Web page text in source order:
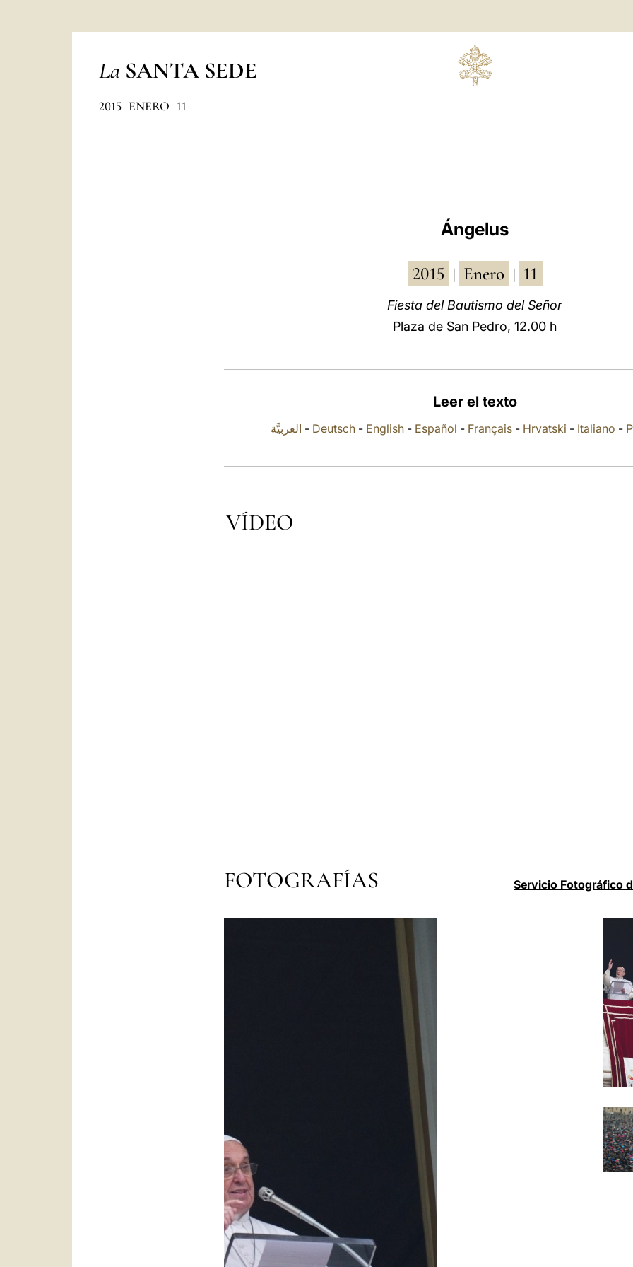
La SANTA SEDE
2015 ENERO 11
Ángelus
2015 Enero 11
Fiesta del Bautismo del Señor
Plaza de San Pedro, 12.00 h
Leer el texto
العربيَّة - Deutsch- English- Español - Français- Hrvatski - Italiano -
VÍDEO
FOTOGRAFÍAS Servicio Fotográfico